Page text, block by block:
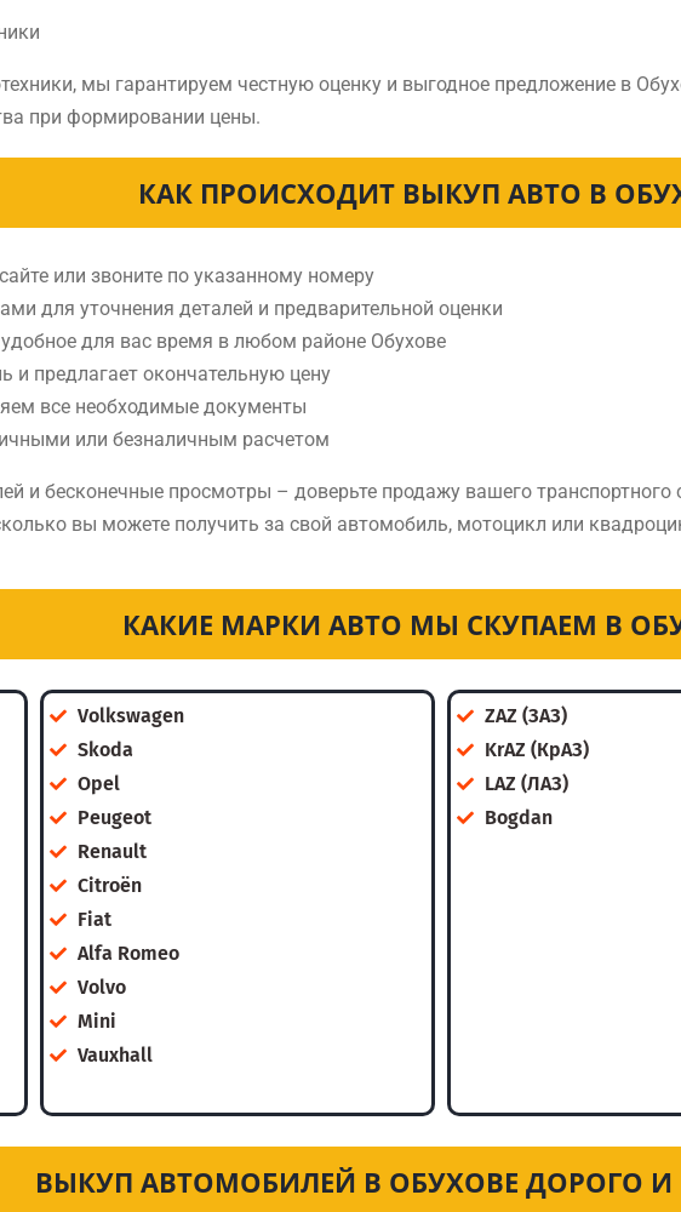
мы гарантируем честную оценку и выгодное предложение в
при формировании цены.
КАК ПРОИСХОДИТ ВЫКУП АВТО В
или звоните по указанному номеру
для уточнения деталей и предварительной оценки
для вас время в любом районе Обухове
и предлагает окончательную цену
все необходимые документы
или безналичным расчетом
и бесконечные просмотры – доверьте продажу вашего
вы можете получить за свой автомобиль, мотоцикл или
КАКИЕ МАРКИ АВТО МЫ СКУПАЕМ В
Volkswagen
Skoda
Opel
Peugeot
Renault
Citroën
Fiat
Alfa Romeo
Volvo
Mini
Vauxhall
ZAZ (ЗАЗ)
KrAZ (КрАЗ)
LAZ (ЛАЗ)
Bogdan
ВЫКУП АВТОМОБИЛЕЙ В ОБУХОВЕ ДОРОГО И